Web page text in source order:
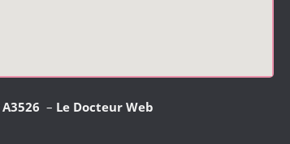
A3526 – Le Docteur Web